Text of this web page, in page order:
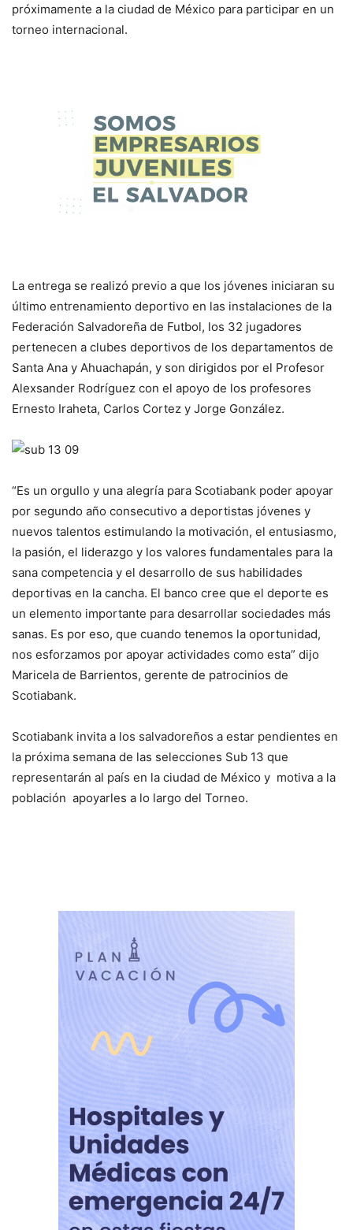
próximamente a la ciudad de México para participar en un
torneo internacional.
La entrega se realizó previo a que los jóvenes iniciaran su
último entrenamiento deportivo en las instalaciones de la
Federación Salvadoreña de Futbol, los 32 jugadores
pertenecen a clubes deportivos de los departamentos de
Santa Ana y Ahuachapán, y son dirigidos por el Profesor
Alexsander Rodríguez con el apoyo de los profesores
Ernesto Iraheta, Carlos Cortez y Jorge González.
“Es un orgullo y una alegría para Scotiabank poder apoyar
por segundo año consecutivo a deportistas jóvenes y
nuevos talentos estimulando la motivación, el entusiasmo,
la pasión, el liderazgo y los valores fundamentales para la
sana competencia y el desarrollo de sus habilidades
deportivas en la cancha. El banco cree que el deporte es
un elemento importante para desarrollar sociedades más
sanas. Es por eso, que cuando tenemos la oportunidad,
nos esforzamos por apoyar actividades como esta” dijo
Maricela de Barrientos, gerente de patrocinios de
Scotiabank.
Scotiabank invita a los salvadoreños a estar pendientes en
la próxima semana de las selecciones Sub 13 que
representarán al país en la ciudad de México y motiva a la
población apoyarles a lo largo del Torneo.